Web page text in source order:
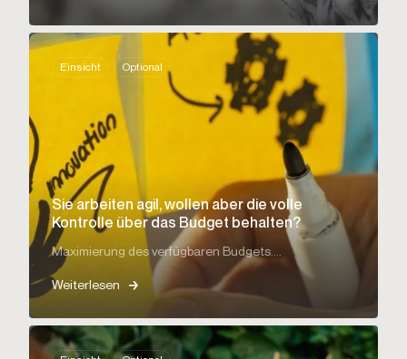
Einsicht Optional
Sie arbeiten agil, wollen aber die volle
Kontrolle über das Budget behalten?
Maximierung des verfügbaren Budgets....
Weiterlesen